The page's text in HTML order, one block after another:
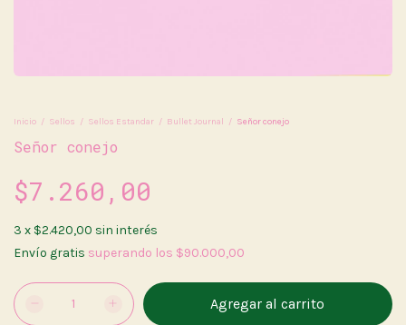
Inicio / Sellos / Sellos Estandar / Bullet Journal / Señor conejo
Señor conejo
$7.260,00
3 x $2.420,00 sin interés
Envío gratis superando los $90.000,00